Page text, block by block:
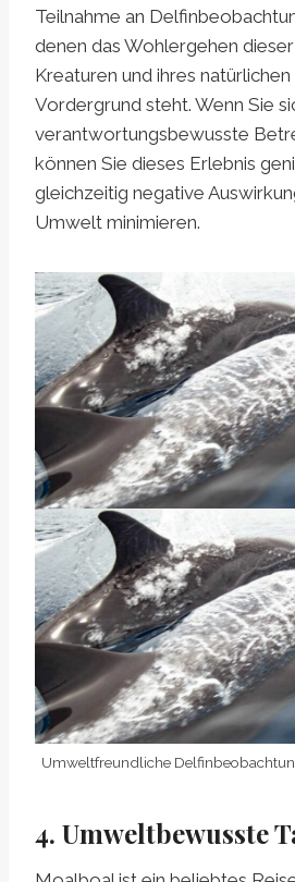
Teilnahme an
denen das Wohlergehen
Kreaturen und ihres
Vordergrund steht. Wenn Sie
verantwortungsbewusste
können Sie dieses Erlebnis
gleichzeitig negative
Umwelt minimieren.
Umweltfreundliche
4. Umweltbewusste